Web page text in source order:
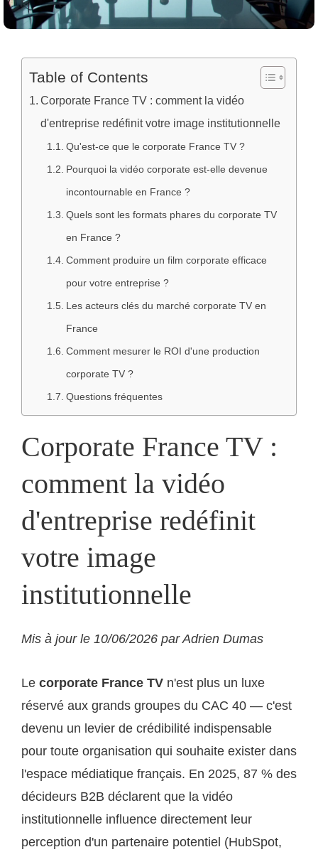
Table of Contents
Corporate France TV : comment la vidéo
d'entreprise redéfinit votre image institutionnelle
Qu'est-ce que le corporate France TV ?
Pourquoi la vidéo corporate est-elle devenue
incontournable en France ?
Quels sont les formats phares du corporate TV
en France ?
Comment produire un film corporate efficace
pour votre entreprise ?
Les acteurs clés du marché corporate TV en
France
Comment mesurer le ROI d'une production
corporate TV ?
Questions fréquentes
Corporate France TV :
comment la vidéo
d'entreprise redéfinit
votre image
institutionnelle
Mis à jour le 10/06/2026 par Adrien Dumas
Le corporate France TV n'est plus un luxe
réservé aux grands groupes du CAC 40 — c'est
devenu un levier de crédibilité indispensable
pour toute organisation qui souhaite exister dans
l'espace médiatique français. En 2025, 87 % des
décideurs B2B déclarent que la vidéo
institutionnelle influence directement leur
perception d'un partenaire potentiel (HubSpot,